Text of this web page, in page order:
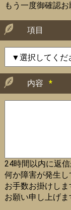
もう一度御確認お
項目
内容 *
24時間以内に返
何か障害が発生し
お手数お掛けし
お願い申し上げま